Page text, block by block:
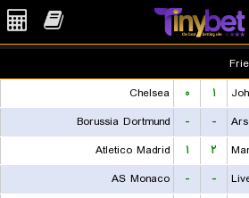
۱ ۰
Chelsea
-
-
Borussia Dortmund
۲ ۱
Atletico Madrid
-
-
AS Monaco